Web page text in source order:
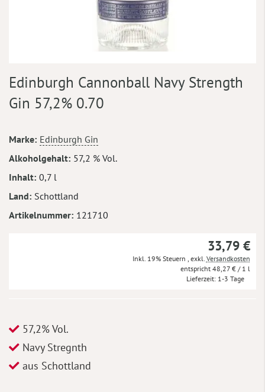
Anfang
der
Bildergalerie
Edinburgh Cannonball Navy Strength
Gin 57,2% 0.70
Mehr
Informationen
Marke Edinburgh Gin
Alkoholgehalt 57,2 % Vol.
Inhalt 0,7 l
Land Schottland
Artikelnummer 121710
33,79 €
Inkl. 19% Steuern exkl. Versandkosten
48,27 € / 1 l
Lieferzeit 1-3 Tage
57,2% Vol.
Navy Stregnth
aus Schottland